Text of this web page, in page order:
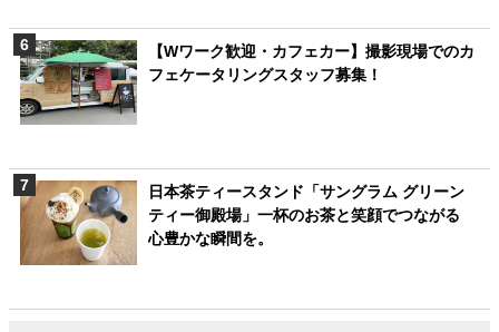
【Wワーク歓迎・カフェカー】撮影現場でのカ
フェケータリングスタッフ募集！
日本茶ティースタンド「サングラム グリーン
ティー御殿場」一杯のお茶と笑顔でつながる
心豊かな瞬間を。